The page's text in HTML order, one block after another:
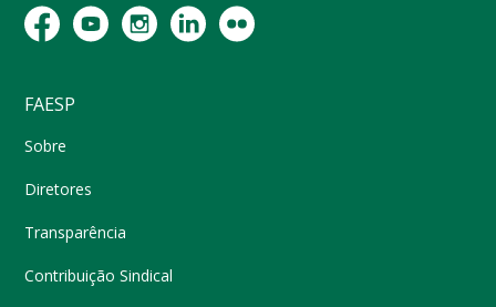
FAESP
Sobre
Diretores
Transparência
Contribuição Sindical